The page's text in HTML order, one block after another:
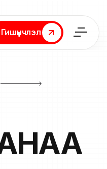
Гишүүнчлэл
Гишүүнчлэл